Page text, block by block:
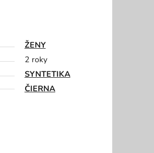
ŽENY
2 roky
SYNTETIKA
ČIERNA